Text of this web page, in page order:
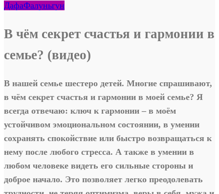
ДафаФалуньгун
В чём секрет счастья и гармонии в
семье? (видео)
В нашей семье шестеро детей. Многие спрашивают,
в чём секрет счастья и гармонии в моей семье? Я
всегда отвечаю: ключ к гармонии – в моём
устойчивом эмоциональном состоянии, в умении
сохранять спокойствие или быстро возвращаться к
нему после любого стресса. А также в умении в
любом человеке видеть его сильные стороны и
доброе начало. Это позволяет легко преодолевать